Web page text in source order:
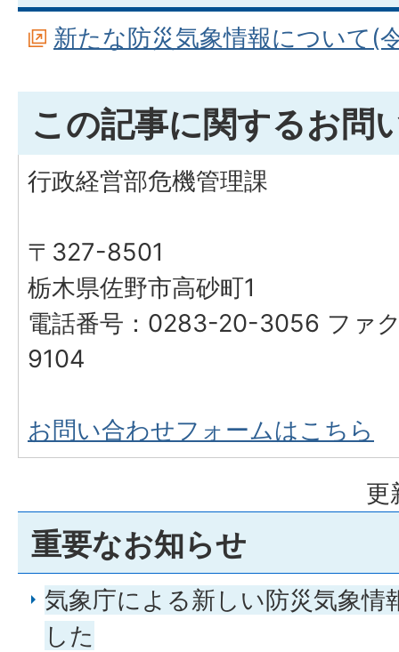
新たな防災気象情報について(
この記事に関するお問
行政経営部危機管理課
〒327-8501
栃木県佐野市高砂町1
電話番号：0283-20-3056 ファ
9104
お問い合わせフォームはこちら
更
重要なお知らせ
気象庁による新しい防災気象情
した